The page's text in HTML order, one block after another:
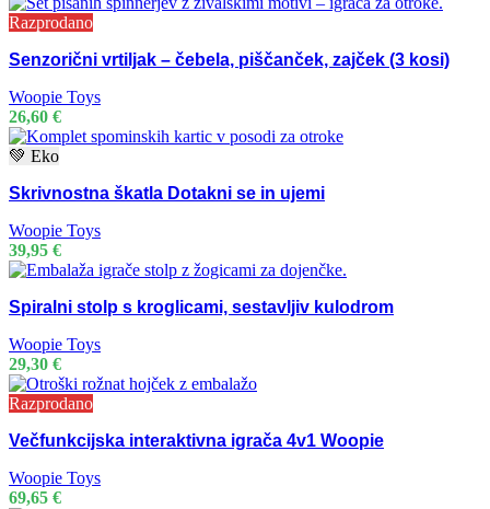
Razprodano
Senzorični vrtiljak – čebela, piščanček, zajček (3 kosi)
Woopie Toys
26,60 €
💚 Eko
Skrivnostna škatla Dotakni se in ujemi
Woopie Toys
39,95 €
Spiralni stolp s kroglicami, sestavljiv kulodrom
Woopie Toys
29,30 €
Razprodano
Večfunkcijska interaktivna igrača 4v1 Woopie
Woopie Toys
69,65 €